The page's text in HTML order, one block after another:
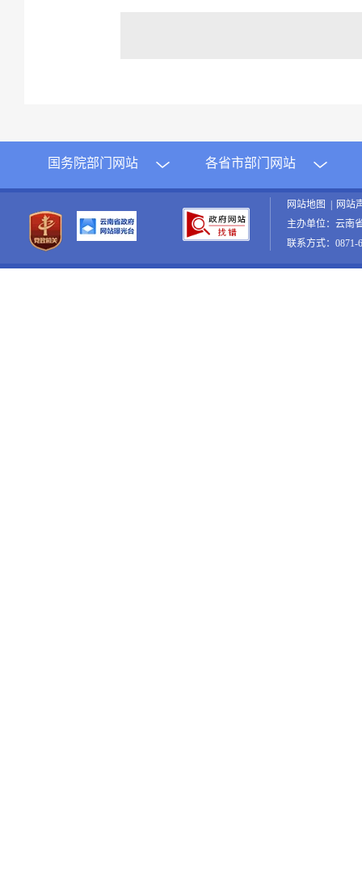
国务院部门网站 各省市部门网站
网站地图 | 网站
主办单位：云南
联系方式：0871-